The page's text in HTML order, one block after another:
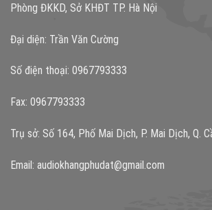
Phòng ĐKKD, Sở KHĐT TP. Hà Nội
Đại diện: Trần Văn Cường
Số điện thoại: 0967793333
Fax: 0967793333
Trụ sở: Số 164, Phố Mai Dịch, P. Mai Dịch, Q.
Email: audiokhangphudat@gmail.com